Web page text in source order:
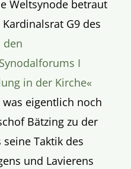
Weltsynode betraut
G9 des
den
I
in der Kirche«
eigentlich noch
Bätzing zu der
Taktik des
und Lavierens